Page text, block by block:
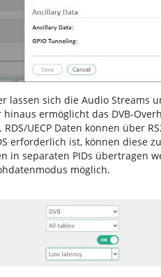
lassen sich die Audio Streams
ermöglicht das DVB-
UECP Daten können über
erforderlich ist, können diese
in separaten PIDs übertragen
möglich.